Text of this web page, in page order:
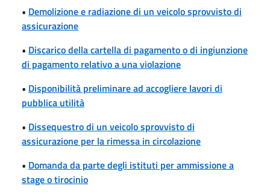
• Demolizione e radiazione di un veicolo sprovvisto di
assicurazione
• Discarico della cartella di pagamento o di ingiunzione
di pagamento relativo a una violazione
• Disponibilità preliminare ad accogliere lavori di
pubblica utilità
• Dissequestro di un veicolo sprovvisto di
assicurazione per la rimessa in circolazione
• Domanda da parte degli istituti per ammissione a
stage o tirocinio